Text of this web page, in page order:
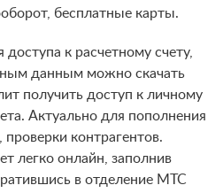
бесплатные карты.
к расчетному счету,
данным можно скачать
получить доступ к личному
Актуально для пополнения
проверки контрагентов.
легко онлайн, заполнив
в отделение МТС